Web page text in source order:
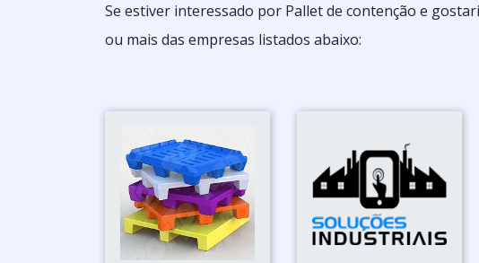
Se estiver interessado por Pallet de contenção e
ou mais das empresas listados abaixo: